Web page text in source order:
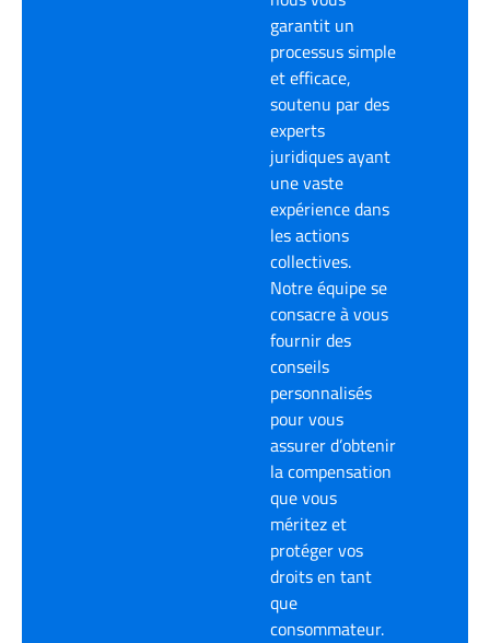
garantit un
processus simple
et efficace,
soutenu par des
experts
juridiques ayant
une vaste
expérience dans
les actions
collectives.
Notre équipe se
consacre à vous
fournir des
conseils
personnalisés
pour vous
assurer d’obtenir
la compensation
que vous
méritez et
protéger vos
droits en tant
que
consommateur.